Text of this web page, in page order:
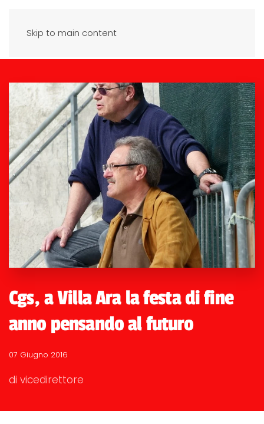
Skip to main content
Cgs, a Villa Ara la festa di fine
anno pensando al futuro
07 Giugno 2016
di vicedirettore